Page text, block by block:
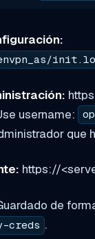
username:
que
https://
de
creds .